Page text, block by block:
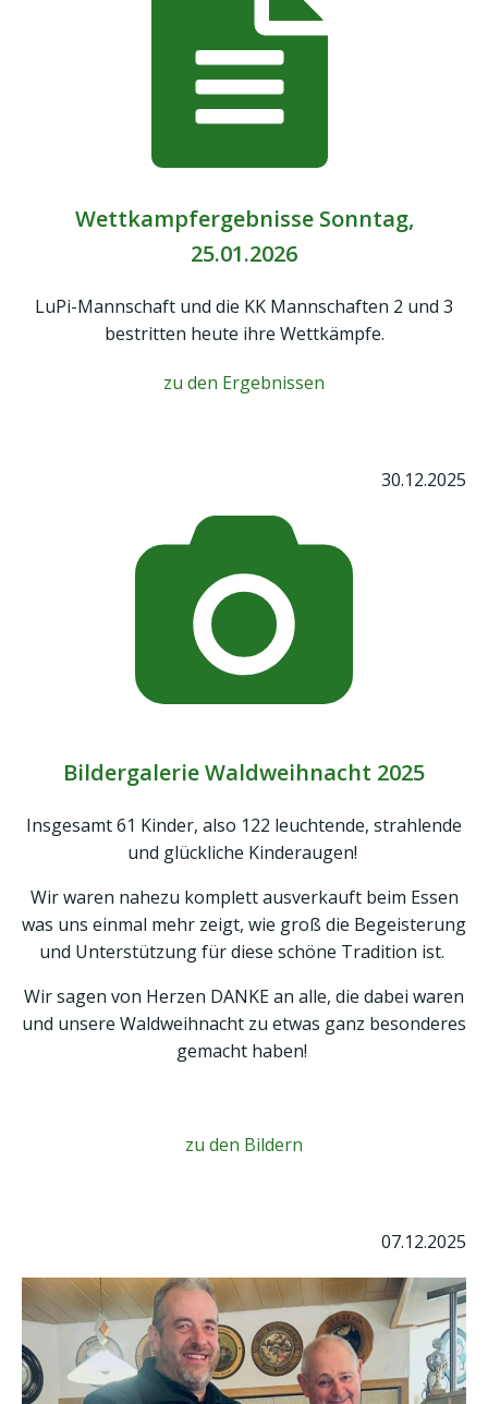
Wettkampfergebnisse Sonntag,
25.01.2026
LuPi-Mannschaft und die KK Mannschaften 2 und 3
bestritten heute ihre Wettkämpfe.
zu den Ergebnissen
30.12.2025
Bildergalerie Waldweihnacht 2025
Insgesamt 61 Kinder, also 122 leuchtende, strahlende
und glückliche Kinderaugen!
Wir waren nahezu komplett ausverkauft beim Essen
was uns einmal mehr zeigt, wie groß die Begeisterung
und Unterstützung für diese schöne Tradition ist.
Wir sagen von Herzen DANKE an alle, die dabei waren
und unsere Waldweihnacht zu etwas ganz besonderes
gemacht haben!
zu den Bildern
07.12.2025